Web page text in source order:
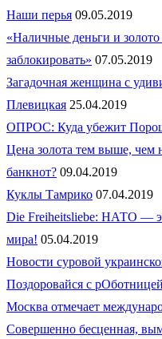
Наши перья 09.05.2019
«Наличные деньги и
заблокировать» 07.05.2019
Загадочная женщина с
Плевицкая 25.04.2019
ОПРОС: Куда убежит
Цена золота тем выше, чем
банкнот? 09.04.2019
Куклы Тамрико 07.04.2019
Die Freiheitsliebe: НАТО —
мира! 05.04.2019
Новости суровой
Поздоровайся с
Москва отмечает
Совершенно бесценная,